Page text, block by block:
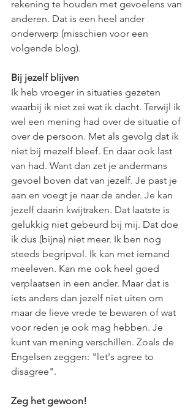
rekening te houden met gevoelens van
anderen. Dat is een heel ander
onderwerp (misschien voor een
volgende blog).
Bij jezelf blijven
Ik heb vroeger in situaties gezeten
waarbij ik niet zei wat ik dacht. Terwijl ik
wel een mening had over de situatie of
over de persoon. Met als gevolg dat ik
niet bij mezelf bleef. En daar ook last
van had. Want dan zet je andermans
gevoel boven dat van jezelf. Je past je
aan en voegt je naar de ander. Je kan
jezelf daarin kwijtraken. Dat laatste is
gelukkig niet gebeurd bij mij. Dat doe
ik dus (bijna) niet meer. Ik ben nog
steeds begripvol. Ik kan met iemand
meeleven. Kan me ook heel goed
verplaatsen in een ander. Maar dat is
iets anders dan jezelf niet uiten om
maar de lieve vrede te bewaren of wat
voor reden je ook mag hebben. Je
kunt van mening verschillen. Zoals de
Engelsen zeggen: "let's agree to
disagree".
Zeg het gewoon!